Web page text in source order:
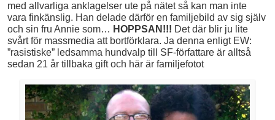
med allvarliga anklagelser ute på nätet så kan man inte
vara finkänslig. Han delade därför en familjebild av sig själv
och sin fru Annie som… HOPPSAN!!! Det där blir ju lite
svårt för massmedia att bortförklara. Ja denna enligt EW:
”rasistiske” ledsamma hundvalp till SF-författare är alltså
sedan 21 år tillbaka gift och här är familjefotot